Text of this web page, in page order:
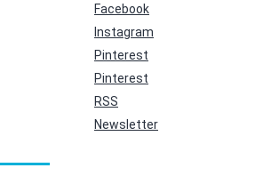
Facebook
Instagram
Pinterest
Pinterest
RSS
Newsletter